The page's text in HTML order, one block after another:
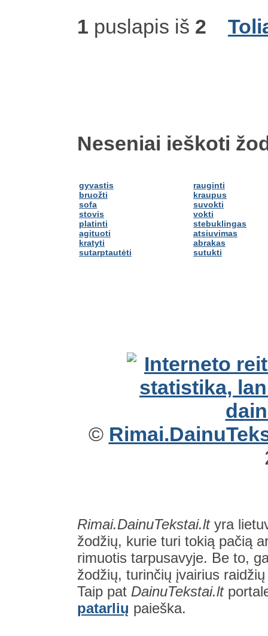
1 puslapis iš 2
Neseniai ieškoti
gyvastis
bruožti
sofa
stovis
platinti
agituoti
kratyti
sutarptautėti
rauginti
kraupus
suvokti
vokti
stebuklingas
atsiuvimas
abrakas
sutukti
©
Rimai.DainuTekstai.ltyra
žodžių, kurie turi tokią pačią
rimuotis tarpusavyje. Be to,
žodžių, turinčių įvairius
Taip pat DainuTekstai.lt
patarlių paieška.